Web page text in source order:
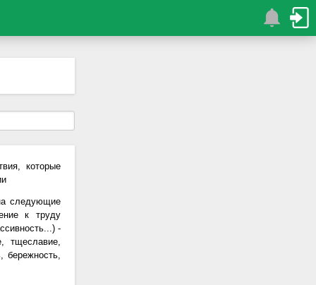
которые
следующие
к труду
-
тщеславие,
бережность,